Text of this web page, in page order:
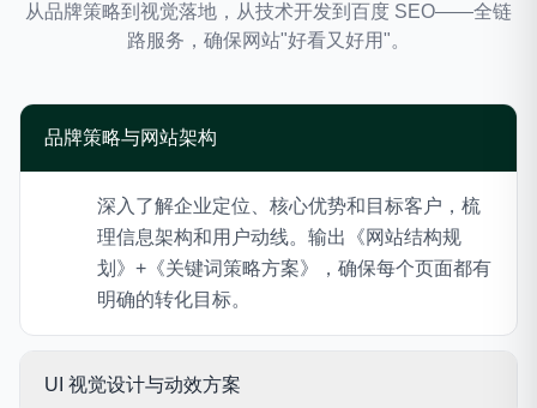
从品牌策略到视觉落地，从技术开发到百度 SEO——全链
路服务，确保网站"好看又好用"。
品牌策略与网站架构
深入了解企业定位、核心优势和目标客户，梳
理信息架构和用户动线。输出《网站结构规
划》+《关键词策略方案》，确保每个页面都有
明确的转化目标。
UI 视觉设计与动效方案